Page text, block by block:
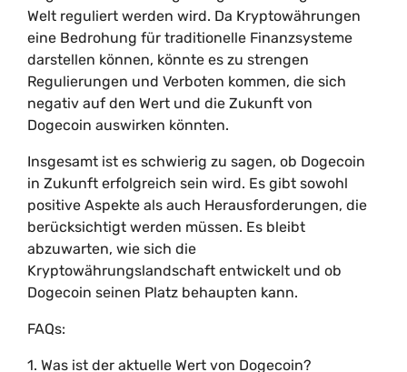
Welt reguliert werden wird. Da Kryptowährungen
eine Bedrohung für traditionelle Finanzsysteme
darstellen können, könnte es zu strengen
Regulierungen und Verboten kommen, die sich
negativ auf den Wert und die Zukunft von
Dogecoin auswirken könnten.
Insgesamt ist es schwierig zu sagen, ob Dogecoin
in Zukunft erfolgreich sein wird. Es gibt sowohl
positive Aspekte als auch Herausforderungen, die
berücksichtigt werden müssen. Es bleibt
abzuwarten, wie sich die
Kryptowährungslandschaft entwickelt und ob
Dogecoin seinen Platz behaupten kann.
FAQs:
1. Was ist der aktuelle Wert von Dogecoin?